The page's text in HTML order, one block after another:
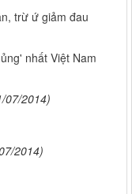
trừ ứ giảm đau
nhất Việt Nam
07/2014)
2014)